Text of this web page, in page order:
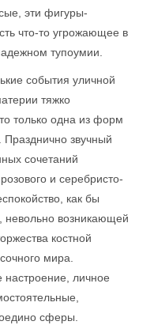
эти фигуры-
что-то угрожающее в
тупоумии.
события уличной
тяжко
только одна из форм
Празднично звучный
сочетаний
и серебристо-
как бы
невольно возникающей
костной
мира.
личное
сферы.